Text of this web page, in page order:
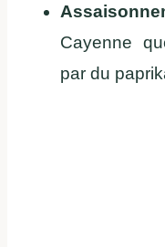
Cayenne
par du